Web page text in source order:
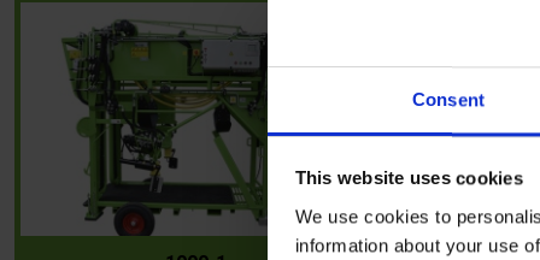
Consent
This website uses cookies
We use cookies to
information about your use